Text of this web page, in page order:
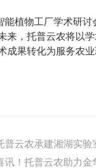
能植物工厂学术研
来，托普云农将以
成果转化为服务农
普云农承建湘湖实
讯！托普云农助力金